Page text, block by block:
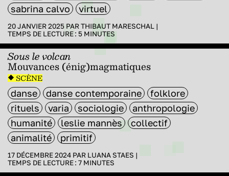
sabrina calvo
virtuel
20 JANVIER 2025 PARTHIBAUT MARESCHAL |
TEMPS DE LECTURE : 5 MINUTES
Sous le volcan
Mouvances (énig)magmatiques
SCÈNE
danse danse contemporaine
folklore
rituels
varia sociologie
anthropologie
humanité
leslie mannès
collectif
animalité
primitif
17 DÉCEMBRE 2024 PAR LUANA STAES |
TEMPS DE LECTURE : 7 MINUTES